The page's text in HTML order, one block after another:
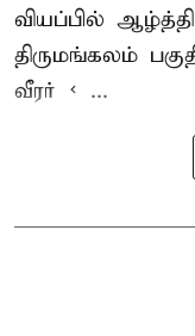
வியப்பில்
திருமங்கலம்
வீரர் < ...